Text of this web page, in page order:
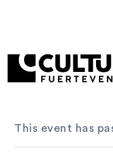
This event has